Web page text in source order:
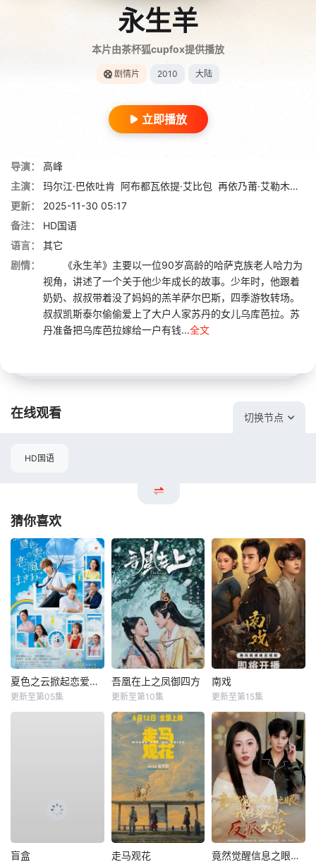
永生羊
本片由茶杯狐cupfox提供播放
剧情片 2010 大陆
立即播放
导演：
高峰
主演：
玛尔江·巴依吐肯 阿布都瓦依提·艾比包 再依乃莆·艾勒木塔依
更新：
2025-11-30 05:17
备注：
HD国语
语言：
其它
剧情：
《永生羊》主要以一位90岁高龄的哈萨克族老人哈力为
视角，讲述了一个关于他少年成长的故事。少年时，他跟着
奶奶、叔叔带着没了妈妈的羔羊萨尔巴斯，四季游牧转场。
叔叔凯斯泰尔偷偷爱上了大户人家苏丹的女儿乌库芭拉。苏
丹准备把乌库芭拉嫁给一户有钱...全文
在线观看 切换节点
HD国语
猜你喜欢
夏色之云掀起恋爱与风暴
更新至第05集
吾凰在上之凤御四方
更新至第10集
南戏
更新至第15集
盲盒 走马观花 竟然觉醒信息之眼，我转身进入反派大营